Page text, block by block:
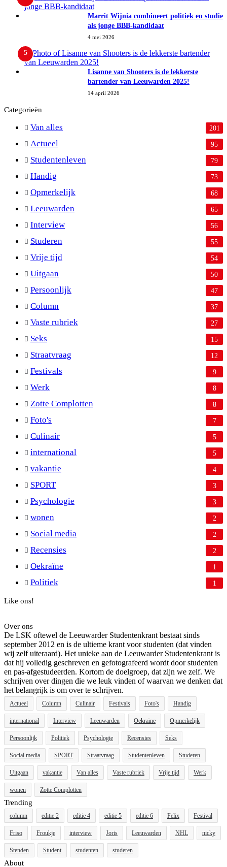
Marrit Wijnia combineert politiek en studie
als jonge BBB‑kandidaat
4 mei 2026
Lisanne van Shooters is de lekkerste
bartender van Leeuwarden 2025!
14 april 2026
Categorieën
Van alles 201
Actueel 95
Studentenleven 79
Handig 73
Opmerkelijk 68
Leeuwarden 65
Interview 56
Studeren 55
Vrije tijd 54
Uitgaan 50
Persoonlijk 47
Column 37
Vaste rubriek 27
Seks 15
Straatvraag 12
Festivals 9
Werk 8
Zotte Complotten 8
Foto's 7
Culinair 5
international 5
vakantie 4
SPORT 3
Psychologie 3
wonen 2
Social media 2
Recensies 2
Oekraïne 1
Politiek 1
Like ons!
Over ons
De LSK oftewel de Leeuwarder Studentenkrant bestaat sinds
september 2012 en is de ultieme krant voor studenten (dat vinden
wij zelf uiteraard). Het unieke aan de Leeuwarder Studentenkrant is
dat hij volledig geschreven en gefotografeerd wordt door studenten
en pas-afgestudeerden. Kortom de doelgroep, dat zijn we zelf. We
schrijven over dingen die we leuk vinden of waarvan we denken dat
het belangrijk is om over te schrijven.
Actueel Column Culinair Festivals Foto's Handig
international Interview Leeuwarden Oekraïne Opmerkelijk
Persoonlijk Politiek Psychologie Recensies Seks
Social media SPORT Straatvraag Studentenleven Studeren
Uitgaan vakantie Van alles Vaste rubriek Vrije tijd Werk
wonen Zotte Complotten
Trending
column editie 2 editie 4 editie 5 editie 6 Felix Festival
Friso Froukje interview Joris Leeuwarden NHL nicky
Stenden Student studenten studeren
About